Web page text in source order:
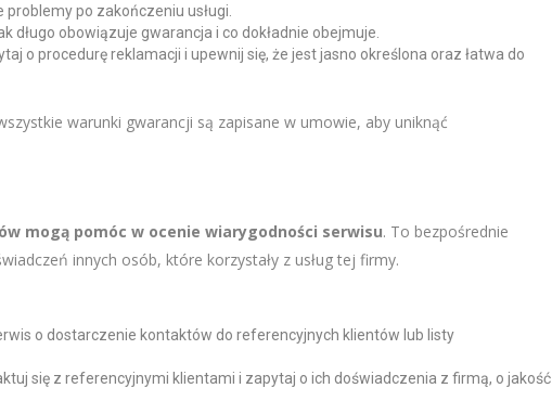
po zakończeniu usługi.
długo obowiązuje gwarancja i co dokładnie obejmuje.
o procedurę reklamacji i upewnij się, że jest jasno określona oraz łatwa do
warunki gwarancji są zapisane w umowie, aby uniknąć
mogą pomóc w ocenie wiarygodności serwisu. To bezpośrednie
innych osób, które korzystały z usług tej firmy.
o dostarczenie kontaktów do referencyjnych klientów lub listy
się z referencyjnymi klientami i zapytaj o ich doświadczenia z firmą, o jakość